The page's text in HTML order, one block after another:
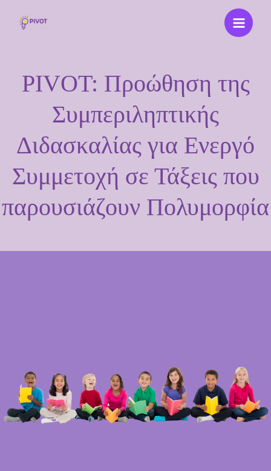
PIVOT: Προώθηση της
Συμπεριληπτικής
Διδασκαλίας για Ενεργό
Συμμετοχή σε Τάξεις που
παρουσιάζουν Πολυμορφία